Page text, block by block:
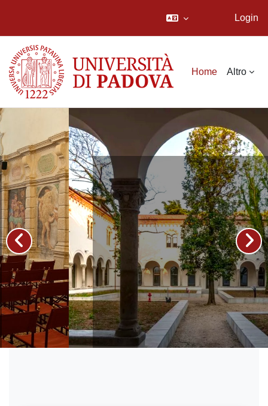
Login
Home Altro
Dipartimento
di Studi
linguistici e
letterari